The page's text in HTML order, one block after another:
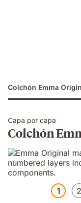
Colchón Emma
Capa por capa
Colchón
1 2